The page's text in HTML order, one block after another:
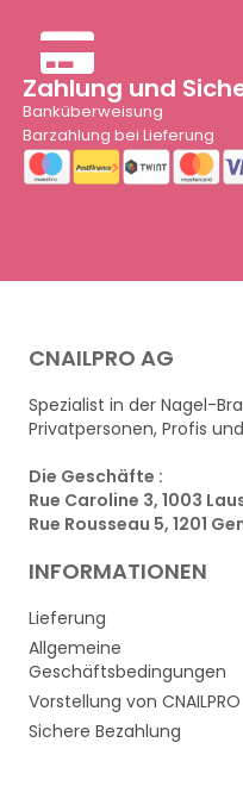
Zahlung und
Banküberweisung
Barzahlung bei Lieferung
CNAILPRO AG
Spezialist in der Nagel-
Privatpersonen, Profis
Die Geschäfte :
Rue Caroline 3, 1003
Rue Rousseau 5, 1201
INFORMATIONEN
Lieferung
Allgemeine
Geschäftsbedingungen
Vorstellung von CNAILPRO
Sichere Bezahlung